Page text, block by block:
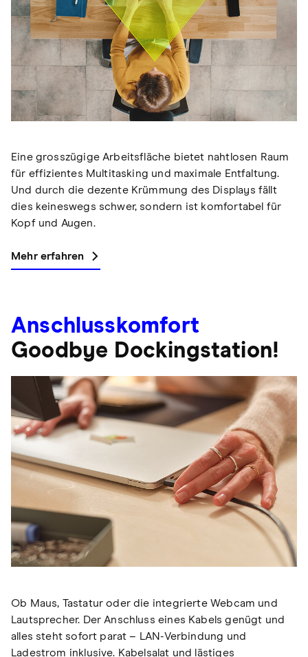
Eine grosszügige Arbeitsfläche bietet nahtlosen Raum
für effizientes Multitasking und maximale Entfaltung.
Und durch die dezente Krümmung des Displays fällt
dies keineswegs schwer, sondern ist komfortabel für
Kopf und Augen.
Mehr erfahren
Anschlusskomfort
Goodbye Dockingstation!
Ob Maus, Tastatur oder die integrierte Webcam und
Lautsprecher. Der Anschluss eines Kabels genügt und
alles steht sofort parat – LAN-Verbindung und
Ladestrom inklusive. Kabelsalat und lästiges